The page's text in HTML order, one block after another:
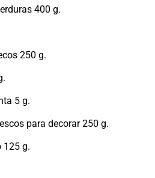
400 g.
250 g.
5 g.
para decorar 250 g.
125 g.